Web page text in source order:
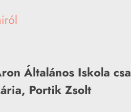
Általános Iskola
Portik Zsolt